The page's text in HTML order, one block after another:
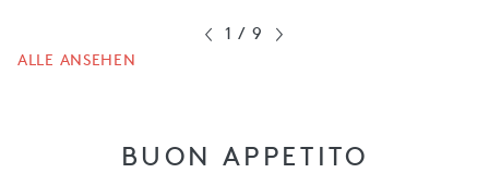
1 / 9
ALLE ANSEHEN
BUON APPETITO